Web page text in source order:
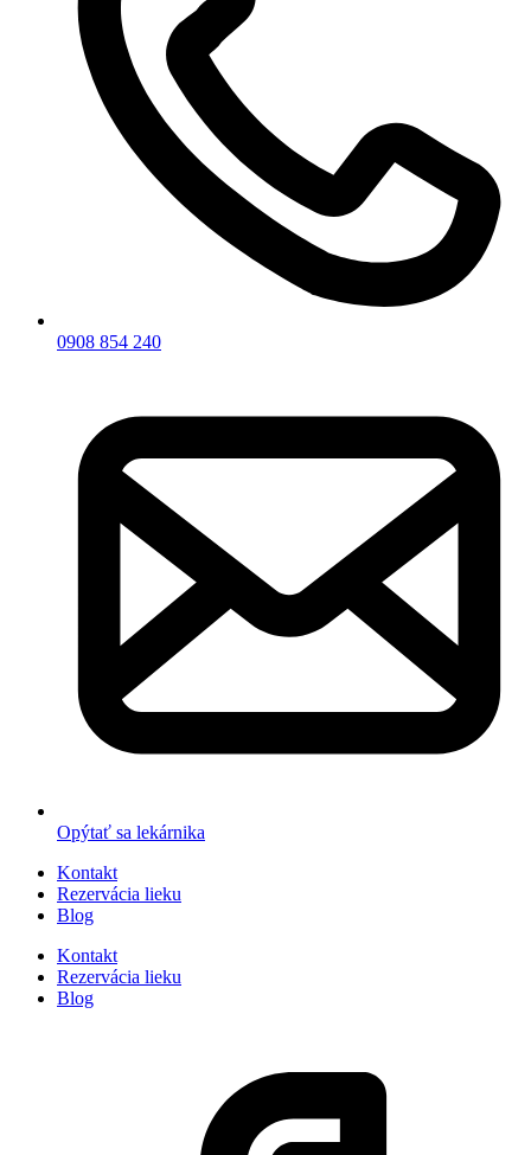
0908 854 240
Opýtať sa lekárnika
Kontakt
Rezervácia lieku
Blog
Kontakt
Rezervácia lieku
Blog